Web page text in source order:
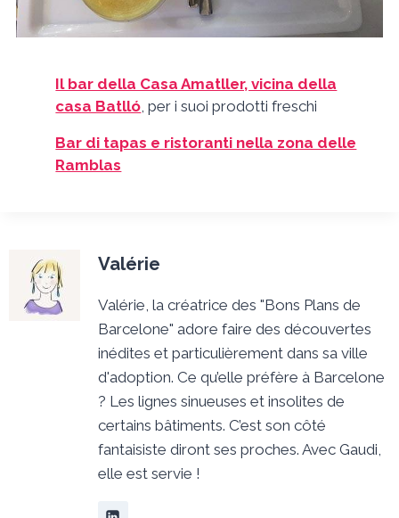
Il bar della Casa Amatller, vicina della
casa Batlló , per i suoi prodotti freschi
Bar di tapas e ristoranti nella zona delle
Ramblas
Valérie
Valérie, la créatrice des "Bons Plans de
Barcelone" adore faire des découvertes
inédites et particulièrement dans sa ville
d'adoption. Ce qu’elle préfère à Barcelone
? Les lignes sinueuses et insolites de
certains bâtiments. C’est son côté
fantaisiste diront ses proches. Avec Gaudi,
elle est servie !